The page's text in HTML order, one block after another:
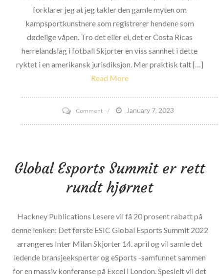
(artikkel
oppdatert-
suspensjon
forklarer jeg at jeg takler den gamle myten om
kampsportkunstnere som registrerer hendene som
dødelige våpen. Tro det eller ei, det er Costa Ricas
herrelandslag i fotball Skjorter en viss sannhet i dette
ryktet i en amerikansk jurisdiksjon. Mer praktisk talt […]
Read More
Commenton
Registrere
som
våpen?
January 7, 2023
Global Esports Summit er rett
rundt hjørnet
Hackney Publications Lesere vil få 20 prosent rabatt på
denne lenken: Det første ESIC Global Esports Summit 2022
arrangeres Inter Milan Skjorter 14. april og vil samle det
ledende bransjeeksperter og eSports -samfunnet sammen
for en massiv konferanse på Excel i London. Spesielt vil det